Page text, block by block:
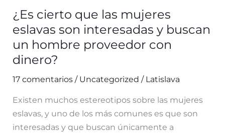
¿Es cierto que las mujeres
eslavas son interesadas y buscan
un hombre proveedor con
dinero?
17 comentarios / Uncategorized / Latislava
Existen muchos estereotipos sobre las mujeres
eslavas, y uno de los más comunes es que son
interesadas y que buscan únicamente a